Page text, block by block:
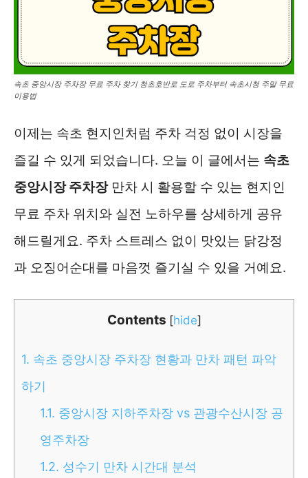
속초 중앙시장 주차장 무료 주차 찾기 청초호반로 도로 주차부터 속초시청 주말 무료
이용법
이제는 속초 현지인처럼 주차 걱정 없이 시장을
즐길 수 있게 되었습니다. 오늘 이 글에서는 속초
중앙시장 주차장만차 시 활용할 수 있는 현지인
무료 주차 위치와 실전 노하우를 상세하게 공유
해드릴게요. 주차 스트레스 없이 맛있는 닭강정
과 오징어순대를 마음껏 즐기실 수 있을 거예요.
Contents [hide]
1. 속초 중앙시장 주차장 현황과 만차 패턴 파악
하기
1.1. 중앙시장 지하주차장 vs 관광수산시장 공
영주차장
1.2. 성수기 만차 시간대 분석